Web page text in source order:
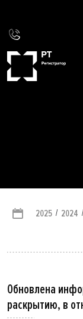
2025 / 2024 /
Обновлена
раскрытию, в